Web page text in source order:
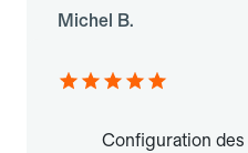
Michel B.
Configuration